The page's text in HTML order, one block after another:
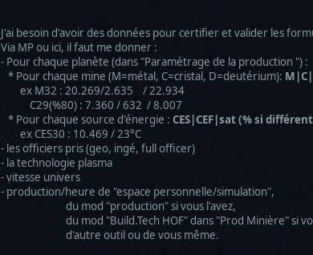
J'ai besoin d'avoir des données pour certifier et valider les
Via MP ou ici, il faut me donner :
- Pour chaque planète (dans "Paramétrage de la production ") :
* Pour chaque mine (M=métal, C=cristal, D=deutérium):
ex M32 : 20.269/2.635 / 22.934
C29(%80) : 7.360 / 632 / 8.007
* Pour chaque source d'énergie : CES|CEF|sat (% si
ex CES30 : 10.469 / 23°C
- les officiers pris (geo, ingé, full officer)
- la technologie plasma
- vitesse univers
- production/heure de "espace personnelle/simulation",
du mod "production" si vous l'avez,
du mod "Build.Tech HOF" dans "Prod Minière" si
d'autre outil ou de vous même.